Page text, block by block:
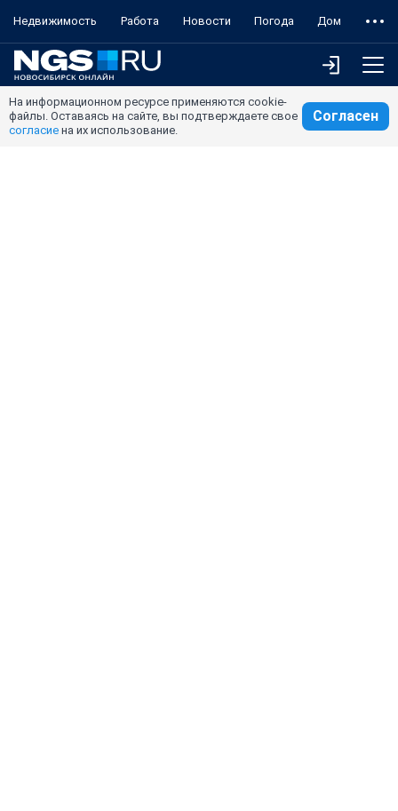
Недвижимость Работа Новости Погода Дом
На информационном ресурсе применяются cookie-
файлы. Оставаясь на сайте, вы подтверждаете свое
согласие на их использование.
Согласен